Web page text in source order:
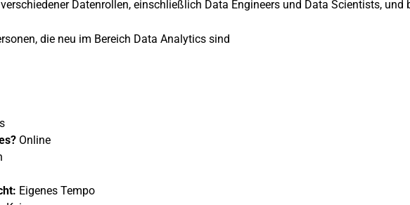
Datenrollen, einschließlich Data Engineers und Data Scientists,
die neu im Bereich Data Analytics sind
Online
Eigenes Tempo